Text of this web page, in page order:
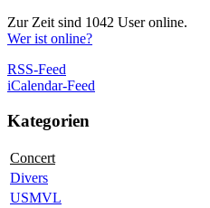
Zur Zeit sind 1042 User online.
Wer ist online?
RSS-Feed
iCalendar-Feed
Kategorien
Concert
Divers
USMVL